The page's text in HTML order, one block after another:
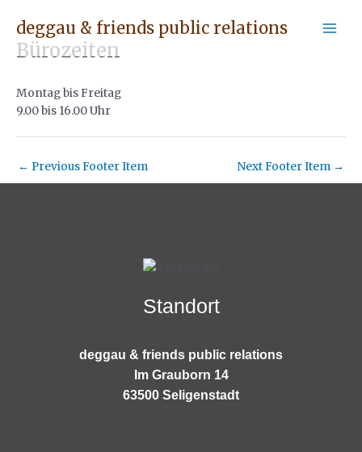
content
deggau & friends public relations
Bürozeiten
Montag bis Freitag
9.00 bis 16.00 Uhr
navigation
← Previous Footer Item Next Footer Item →
Standort
deggau & friends public relations
Im Grauborn 14
63500 Seligenstadt